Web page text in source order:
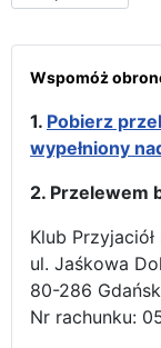
Wspomóż
1. Pobierz
wypełniony
2. Przelewem
Klub
ul. Jaśkowa
80-286 Gdańsk
Nr rachunku: